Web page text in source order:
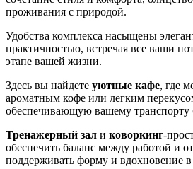
проживания с природой.
Удобства комплекса насыщены
практичностью, встречая все ваши
этапе вашей жизни.
Здесь вы найдете уютные кафе, где
ароматным кофе или легким
обеспечивающую вашему транспорту
Тренажерный зал и коворкинг-
обеспечить баланс между работой и
поддерживать форму и вдохновение